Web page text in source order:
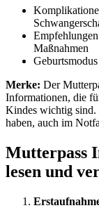
Maßnahmen
Merke: Der
Informationen, die
Kindes wichtig sind.
haben, auch im
Mutterpass
lesen und